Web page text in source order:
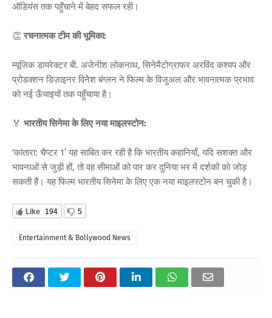
ऑडियंस तक पहुँचाने में बेहद सफल रही।
👏 रचनात्मक टीम की भूमिका:
म्यूज़िक डायरेक्टर बी. अजेनीश लोकनाथ, सिनेमैटोग्राफर अरविंद कश्यप और
प्रोडक्शन डिज़ाइनर विनेेश बंग्लन ने फिल्म के विजुअल और भावनात्मक प्रभाव
को नई ऊँचाइयों तक पहुँचाया है।
🏅 भारतीय सिनेमा के लिए नया माइलस्टोन:
‘कांतारा: चैप्टर 1’ यह साबित कर रही है कि भारतीय कहानियाँ, यदि सशक्त और
भावनाओं से जुड़ी हों, तो वह सीमाओं को पार कर दुनिया भर में दर्शकों को जोड़
सकती हैं। यह फिल्म भारतीय सिनेमा के लिए एक नया माइलस्टोन बन चुकी है।
Like 194 5
Entertainment & Bollywood News